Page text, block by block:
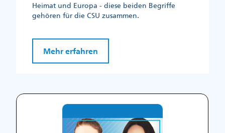
Heimat und Europa - diese beiden Begriffe
gehören für die CSU zusammen.
Mehr erfahren